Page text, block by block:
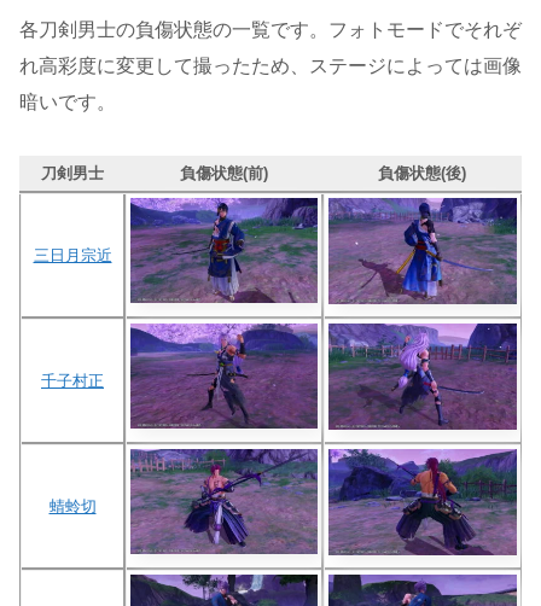
各刀剣男士の負傷状態の一覧です。フォトモードでそれぞ
れ高彩度に変更して撮ったため、ステージによっては画像
暗いです。
刀剣男士 負傷状態(前) 負傷状態(後)
三日月宗近
千子村正
蜻蛉切